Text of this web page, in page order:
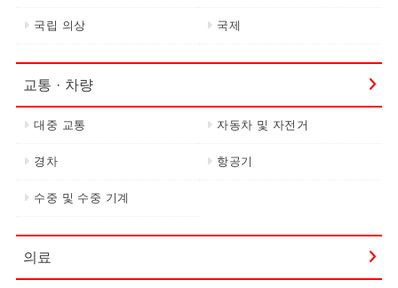
국립 의상 국제
교통 · 차량
대중 교통 자동차 및 자전거
경차 항공기
수중 및 수중 기계
의료